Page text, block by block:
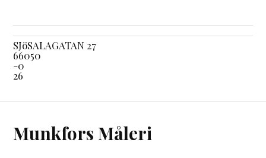
SJöSALAGATAN 27
66050
-0
26
Munkfors Måleri